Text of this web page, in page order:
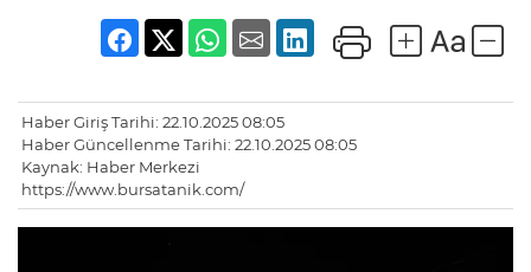
Haber Giriş Tarihi: 22.10.2025 08:05
Haber Güncellenme Tarihi: 22.10.2025 08:05
Kaynak: Haber Merkezi
https://www.bursatanik.com/